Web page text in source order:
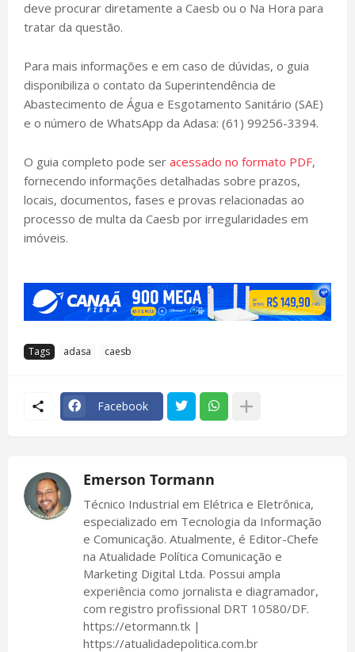
deve procurar diretamente a Caesb ou o Na Hora para
tratar da questão.
Para mais informações e em caso de dúvidas, o guia
disponibiliza o contato da Superintendência de
Abastecimento de Água e Esgotamento Sanitário (SAE)
e o número de WhatsApp da Adasa: (61) 99256-3394.
O guia completo pode ser acessado no formato PDF,
fornecendo informações detalhadas sobre prazos,
locais, documentos, fases e provas relacionadas ao
processo de multa da Caesb por irregularidades em
imóveis.
Tags adasa caesb
Facebook
Emerson Tormann
Técnico Industrial em Elétrica e Eletrônica,
especializado em Tecnologia da Informação
e Comunicação. Atualmente, é Editor-Chefe
na Atualidade Política Comunicação e
Marketing Digital Ltda. Possui ampla
experiência como jornalista e diagramador,
com registro profissional DRT 10580/DF.
https://etormann.tk |
https://atualidadepolitica.com.br